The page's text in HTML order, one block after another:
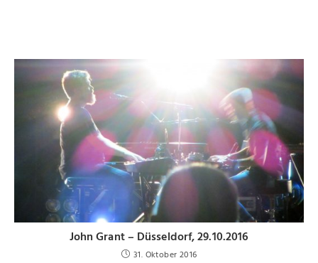
John Grant – Düsseldorf, 29.10.2016
31. Oktober 2016